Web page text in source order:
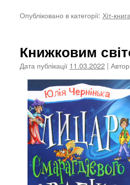
Опубліковано в категорії: Хіт-книга
Книжковим
Дата публікації 11.03.2022 | Автор